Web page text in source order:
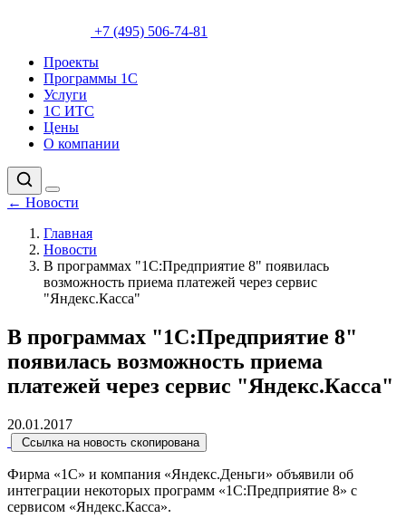
+7 (495) 506-74-81
Проекты
Программы 1С
Услуги
1С ИТС
Цены
О компании
← Новости
Главная
Новости
В программах "1С:Предприятие 8" появилась
возможность приема платежей через сервис
"Яндекс.Касса"
В программах "1С:Предприятие 8"
появилась возможность приема
платежей через сервис "Яндекс.Касса"
20.01.2017
Ссылка на новость скопирована
Фирма «1С» и компания «Яндекс.Деньги» объявили об
интеграции некоторых программ «1С:Предприятие 8» с
сервисом «Яндекс.Касса».